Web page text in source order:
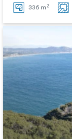
336 m 2